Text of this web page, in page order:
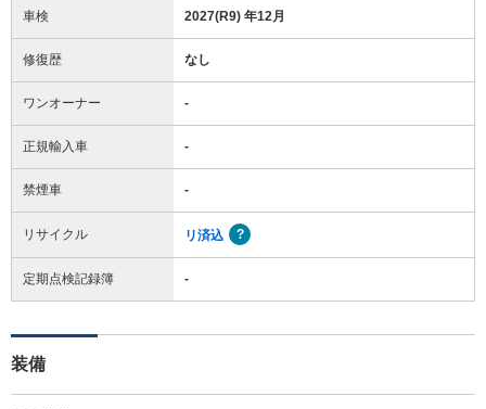
車検 2027(R9) 年12月
修復歴 なし
ワンオーナー -
正規輸入車 -
禁煙車 -
リサイクル リ済込
定期点検記録簿 -
装備